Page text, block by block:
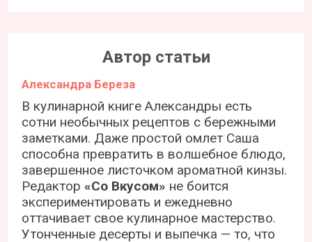
Автор статьи
Александра Береза
В кулинарной книге Александры есть
сотни необычных рецептов с бережными
заметками. Даже простой омлет Саша
способна превратить в волшебное блюдо,
завершенное листочком ароматной кинзы.
Редактор«Со Вкусом» не боится
экспериментировать и ежедневно
оттачивает свое кулинарное мастерство.
Утонченные десерты и выпечка — то, что